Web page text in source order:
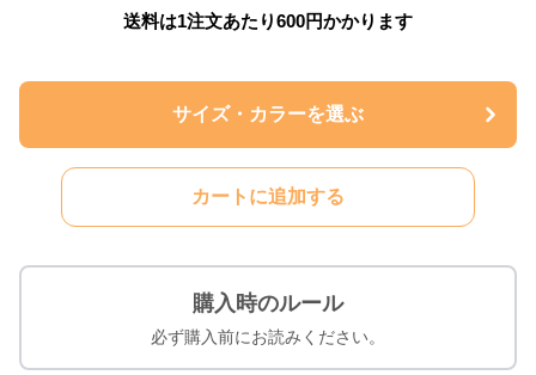
送料は1注文あたり600円かかります
サイズ・カラーを選ぶ
カートに追加する
購入時のルール
必ず購入前にお読みください。